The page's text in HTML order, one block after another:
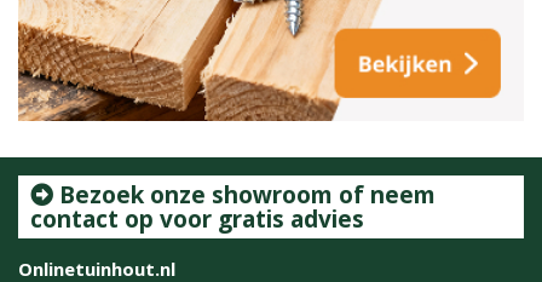
Bezoek onze showroom of neem
contact op voor gratis advies
Onlinetuinhout.nl